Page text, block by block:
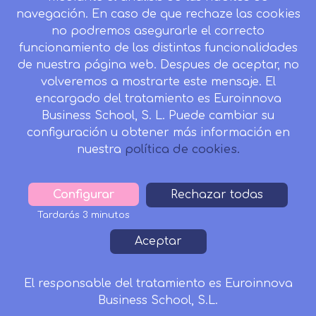
CONTACTO
Camino de la Torrecilla N.º 30 EDIFICIO EDUCA
EDTECH, C.P. 18.200, Maracena (Granada)
958 050 746
Horario de atención al cliente:
Lunes a viernes: 9.00h a 20.00h.
formacion@inesalud.com
Condiciones de Matriculación
Política de Privacidad
Política de Cookies
navegación. En caso de que rechaze las cookies
no podremos asegurarle el correcto
funcionamiento de las distintas funcionalidades
de nuestra página web. Despues de aceptar, no
volveremos a mostrarte este mensaje. El
encargado del tratamiento es Euroinnova
Business School, S. L. Puede cambiar su
configuración u obtener más información en
nuestra política de cookies.
Configurar
Tardarás 3 minutos
Rechazar todas
Aceptar
Withdraw
consent
El responsable del tratamiento es Euroinnova
Business School, S.L.